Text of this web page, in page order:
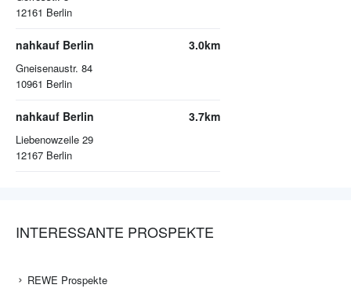
12161 Berlin
nahkauf Berlin
Gneisenaustr. 84
10961 Berlin
3.0km
nahkauf Berlin
Liebenowzeile 29
12167 Berlin
3.7km
INTERESSANTE PROSPEKTE
REWE Prospekte